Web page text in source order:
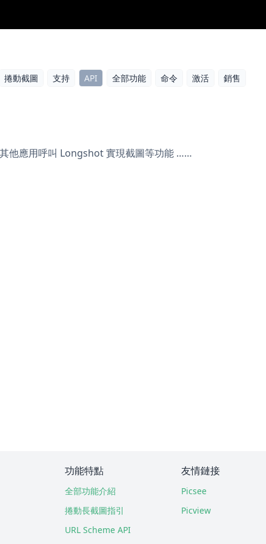
捲動截圖 支持 API 全部功能 命令 激活 銷售
他應用呼叫 Longshot 實現截圖等功能 ……
功能特點
全部功能介紹
捲動長截圖指引
URL Scheme API
友情鏈接
Picsee
Picview